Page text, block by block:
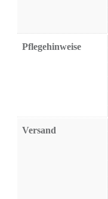
Pflegehinweise
Versand